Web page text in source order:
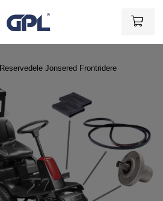
Reservedele Jonsered Frontridere